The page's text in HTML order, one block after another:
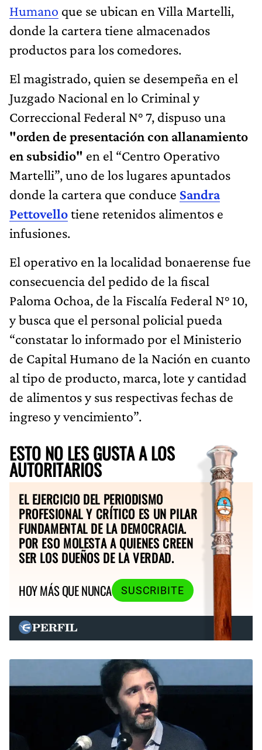
Humano que se ubican en Villa Martelli,
donde la cartera tiene almacenados
productos para los comedores.
El magistrado, quien se desempeña en el
Juzgado Nacional en lo Criminal y
Correccional Federal N° 7, dispuso una
"orden de presentación con allanamiento
en subsidio" en el “Centro Operativo
Martelli”, uno de los lugares apuntados
donde la cartera que conduce Sandra
Pettovellotiene retenidos alimentos e
infusiones.
El operativo en la localidad bonaerense fue
consecuencia del pedido de la fiscal
Paloma Ochoa, de la Fiscalía Federal N° 10,
y busca que el personal policial pueda
“constatar lo informado por el Ministerio
de Capital Humano de la Nación en cuanto
al tipo de producto, marca, lote y cantidad
de alimentos y sus respectivas fechas de
ingreso y vencimiento”.
ESTO NO LES GUSTA A LOS
AUTORITARIOS
EL EJERCICIO DEL PERIODISMO
PROFESIONAL Y CRÍTICO ES UN PILAR
FUNDAMENTAL DE LA DEMOCRACIA.
POR ESO MOLESTA A QUIENES CREEN
SER LOS DUEÑOS DE LA VERDAD.
HOY MÁS QUE NUNCA
SUSCRIBITE